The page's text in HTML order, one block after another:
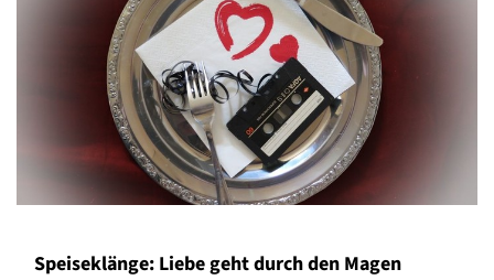
Speiseklänge: Liebe geht durch den Magen